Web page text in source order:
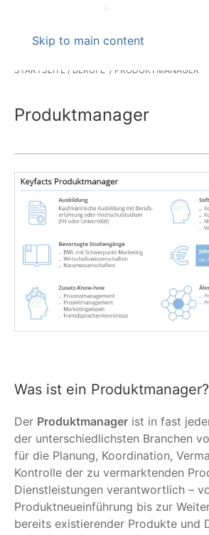
Skip to main content
STARTSEITE BERUFE PRODUKTMANAGER
Produktmanager
Was ist ein Produktmanager?
Der Produktmanager ist in fast
der unterschiedlichsten Branchen
für die Planung, Koordination,
Kontrolle der zu vermarktenden
Dienstleistungen verantwortlich –
Produktneueinführung bis zur
bereits existierender Produkte und